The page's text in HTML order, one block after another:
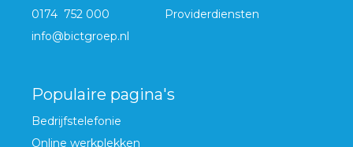
0174 752 000
info@bictgroep.nl
Providerdiensten
Populaire pagina's
Bedrijfstelefonie
Online werkplekken